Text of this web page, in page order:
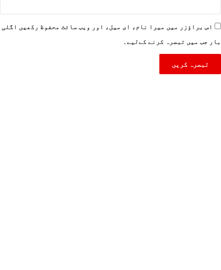
اس براؤزر میں میرا نام، ای میل، اور ویب سائٹ محفوظ رکھیں اگلی
بار جب میں تبصرہ کرنے کےلیے۔